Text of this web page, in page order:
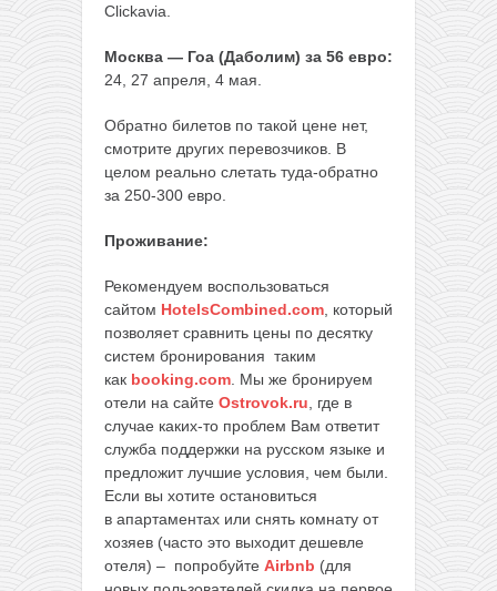
Clickavia.
Москва — Гоа (Даболим) за 56 евро:
24, 27 апреля, 4 мая.
Обратно билетов по такой цене нет,
смотрите других перевозчиков. В
целом реально слетать туда-обратно
за 250-300 евро.
Проживание:
Рекомендуем воспользоваться
сайтом HotelsCombined.com , который
позволяет сравнить цены по десятку
систем бронирования таким
как booking.com . Мы же бронируем
отели на сайте Ostrovok.ru , где в
случае каких-то проблем Вам ответит
служба поддержки на русском языке и
предложит лучшие условия, чем были.
Если вы хотите остановиться
в апартаментах или снять комнату от
хозяев (часто это выходит дешевле
отеля) – попробуйте Airbnb (для